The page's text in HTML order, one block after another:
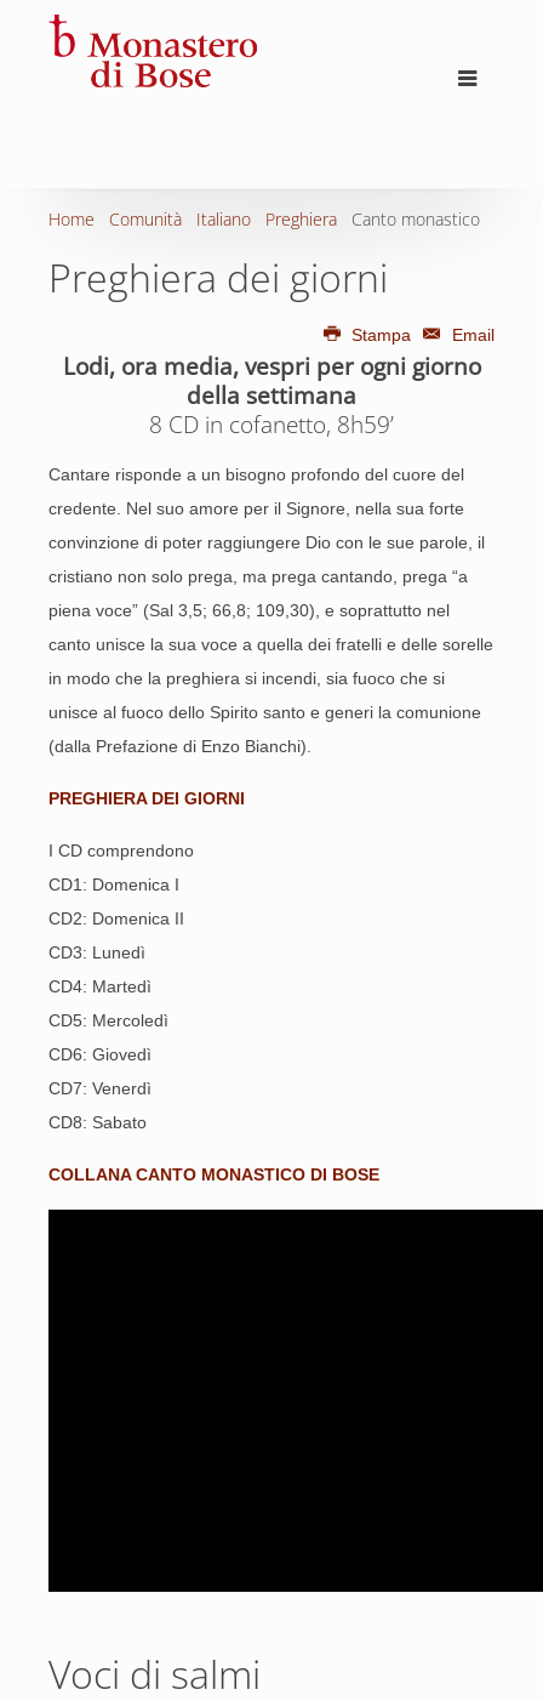
Home Comunità Italiano Preghiera Canto monastico
Preghiera dei giorni
Stampa Email
Lodi, ora media, vespri per ogni giorno
della settimana
8 CD in cofanetto, 8h59’
Cantare risponde a un bisogno profondo del cuore del
credente. Nel suo amore per il Signore, nella sua forte
convinzione di poter raggiungere Dio con le sue parole, il
cristiano non solo prega, ma prega cantando, prega “a
piena voce” (Sal 3,5; 66,8; 109,30), e soprattutto nel
canto unisce la sua voce a quella dei fratelli e delle sorelle
in modo che la preghiera si incendi, sia fuoco che si
unisce al fuoco dello Spirito santo e generi la comunione
(dalla Prefazione di Enzo Bianchi).
PREGHIERA DEI GIORNI
I CD comprendono
CD1: Domenica I
CD2: Domenica II
CD3: Lunedì
CD4: Martedì
CD5: Mercoledì
CD6: Giovedì
CD7: Venerdì
CD8: Sabato
COLLANA CANTO MONASTICO DI BOSE
Voci di salmi